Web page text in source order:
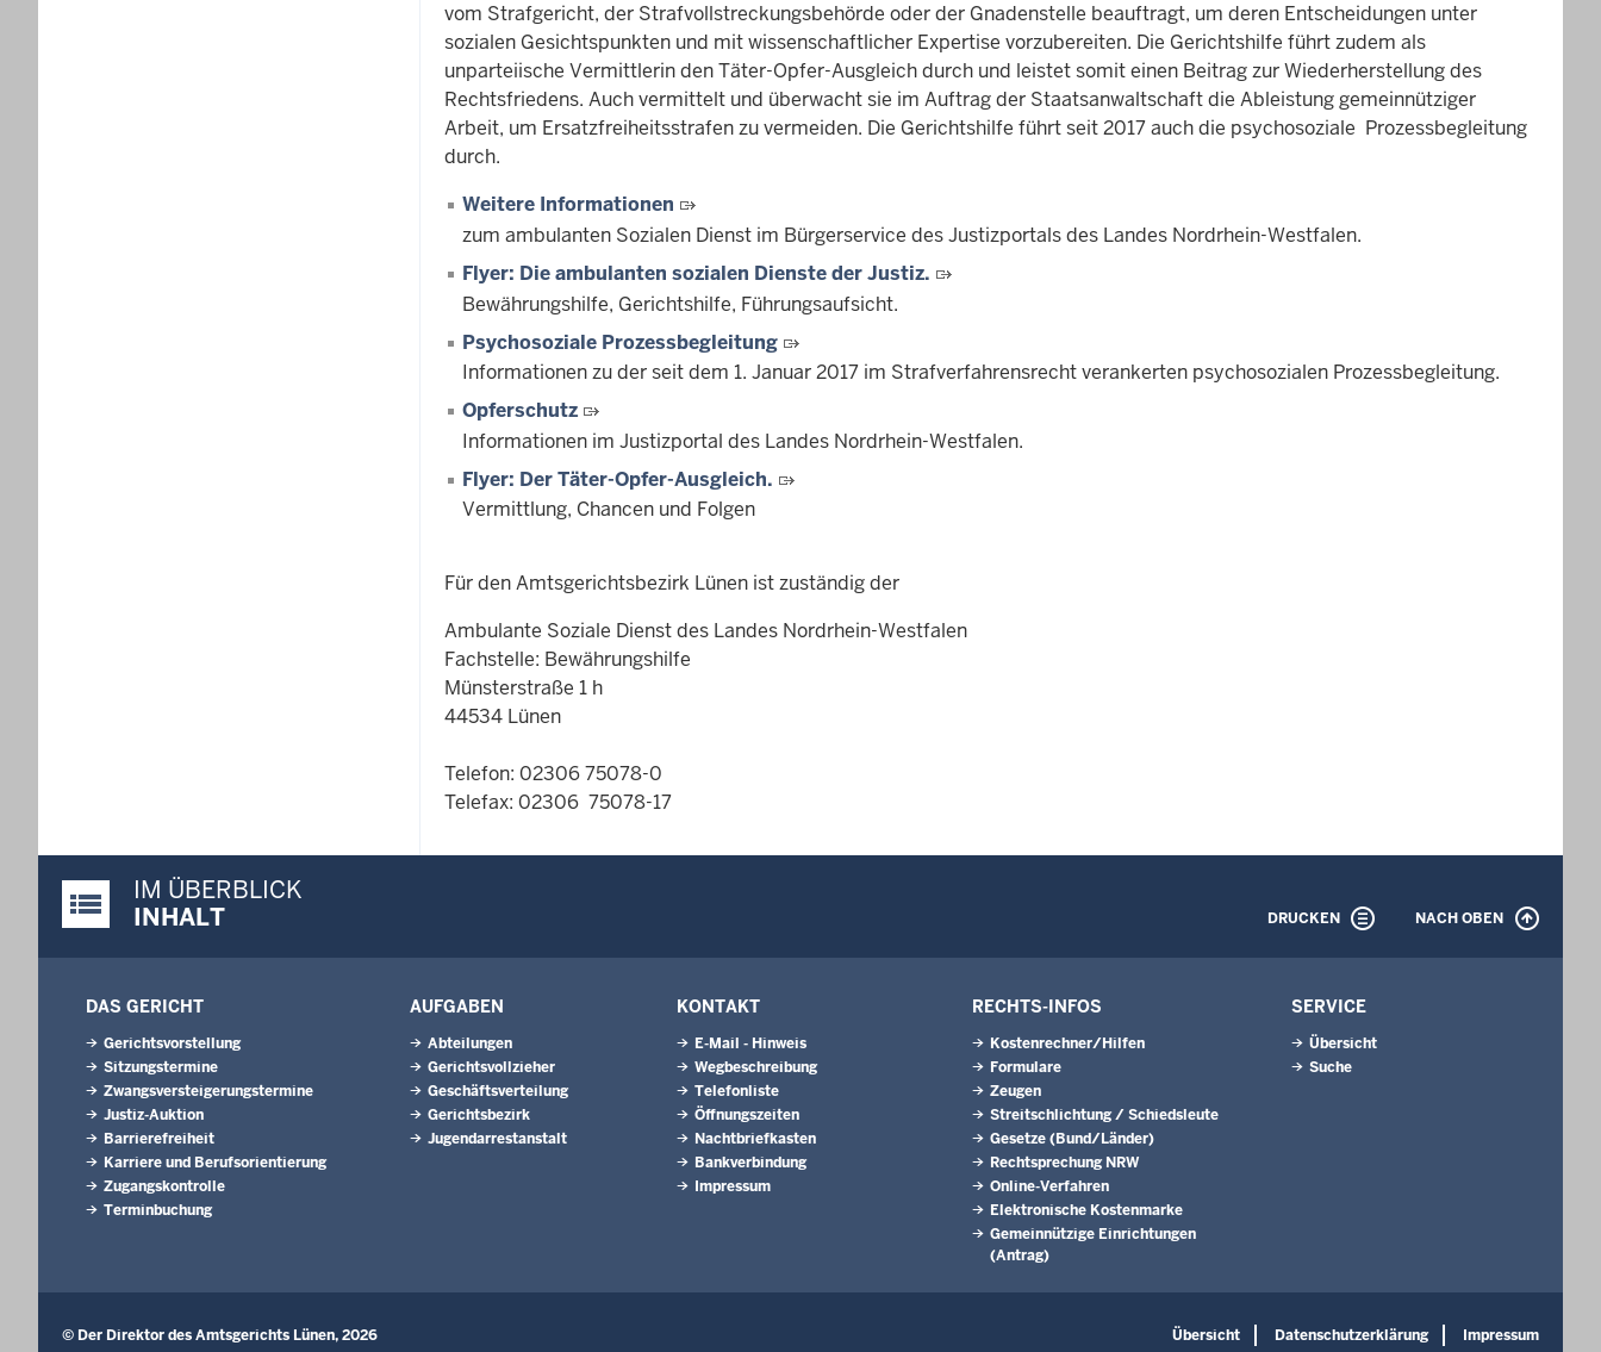
vom Strafgericht, der Strafvollstreckungsbehörde oder der Gnadenstelle beauftragt, um deren Entscheidungen unter
sozialen Gesichtspunkten und mit wissenschaftlicher Expertise vorzubereiten. Die Gerichtshilfe führt zudem als
unparteiische Vermittlerin den Täter-Opfer-Ausgleich durch und leistet somit einen Beitrag zur Wiederherstellung des
Rechtsfriedens. Auch vermittelt und überwacht sie im Auftrag der Staatsanwaltschaft die Ableistung gemeinnütziger
Arbeit, um Ersatzfreiheitsstrafen zu vermeiden. Die Gerichtshilfe führt seit 2017 auch die psychosoziale Prozessbegleitung
durch.
Weitere Informationen
zum ambulanten Sozialen Dienst im Bürgerservice des Justizportals des Landes Nordrhein-Westfalen.
Flyer: Die ambulanten sozialen Dienste der Justiz.
Bewährungshilfe, Gerichtshilfe, Führungsaufsicht.
Psychosoziale Prozessbegleitung
Informationen zu der seit dem 1. Januar 2017 im Strafverfahrensrecht verankerten psychosozialen Prozessbegleitung.
Opferschutz
Informationen im Justizportal des Landes Nordrhein-Westfalen.
Flyer: Der Täter-Opfer-Ausgleich.
Vermittlung, Chancen und Folgen
Für den Amtsgerichtsbezirk Lünen ist zuständig der
Ambulante Soziale Dienst des Landes Nordrhein-Westfalen
Fachstelle: Bewährungshilfe
Münsterstraße 1 h
44534 Lünen
Telefon: 02306 75078-0
Telefax: 02306 75078-17
Justiz-Portal im Überblick:
IM ÜBERBLICK
INHALT
DRUCKEN NACH OBEN
DAS GERICHT
Gerichtsvorstellung
Sitzungstermine
Zwangsversteigerungstermine
Justiz-Auktion
Barrierefreiheit
Karriere und Berufsorientierung
Zugangskontrolle
Terminbuchung
AUFGABEN
Abteilungen
Gerichtsvollzieher
Geschäftsverteilung
Gerichtsbezirk
Jugendarrestanstalt
KONTAKT
E-Mail - Hinweis
Wegbeschreibung
Telefonliste
Öffnungszeiten
Nachtbriefkasten
Bankverbindung
Impressum
RECHTS-INFOS
Kostenrechner/Hilfen
Formulare
Zeugen
Streitschlichtung / Schiedsleute
Gesetze (Bund/Länder)
Rechtsprechung NRW
Online-Verfahren
Elektronische Kostenmarke
Gemeinnützige Einrichtungen
(Antrag)
SERVICE
Übersicht
Suche
Übersicht Datenschutzerklärung Impressum
© Der Direktor des Amtsgerichts Lünen, 2026